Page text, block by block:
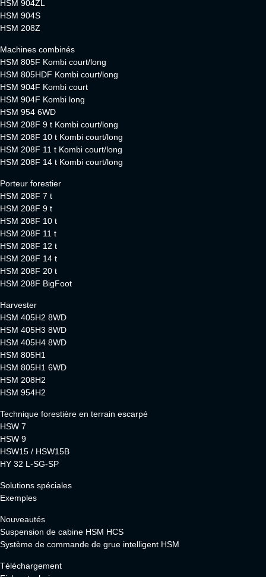
HSM 904ZL
HSM 904S
HSM 208Z
Machines combinés
HSM 805F Kombi court/long
HSM 805HDF Kombi court/long
HSM 904F Kombi court
HSM 904F Kombi long
HSM 954 6WD
HSM 208F 9 t Kombi court/long
HSM 208F 10 t Kombi court/long
HSM 208F 11 t Kombi court/long
HSM 208F 14 t Kombi court/long
Porteur forestier
HSM 208F 7 t
HSM 208F 9 t
HSM 208F 10 t
HSM 208F 11 t
HSM 208F 12 t
HSM 208F 14 t
HSM 208F 20 t
HSM 208F BigFoot
Harvester
HSM 405H2 8WD
HSM 405H3 8WD
HSM 405H4 8WD
HSM 805H1
HSM 805H1 6WD
HSM 208H2
HSM 954H2
Technique forestière en terrain escarpé
HSW 7
HSW 9
HSW15 / HSW15B
HY 32 L-SG-SP
Solutions spéciales
Exemples
Nouveautés
Suspension de cabine HSM HCS
Système de commande de grue intelligent HSM
Téléchargement